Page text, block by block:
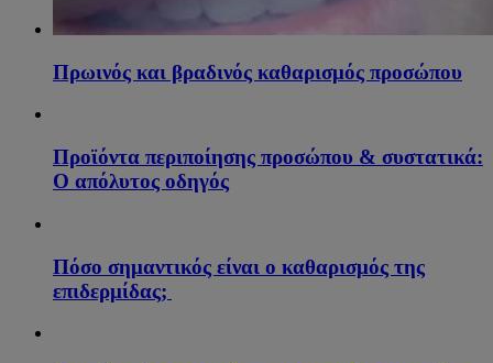
Πρωινός και βραδινός καθαρισμός προσώπου
Προϊόντα περιποίησης προσώπου & συστατικά:
Ο απόλυτος οδηγός
Πόσο σημαντικός είναι ο καθαρισμός της
επιδερμίδας;